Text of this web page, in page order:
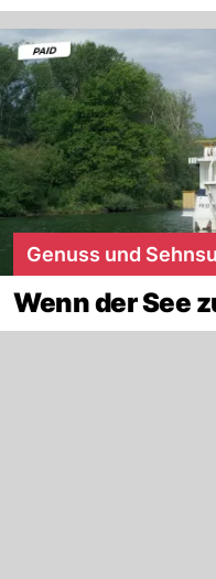
Genuss und
Wenn der See